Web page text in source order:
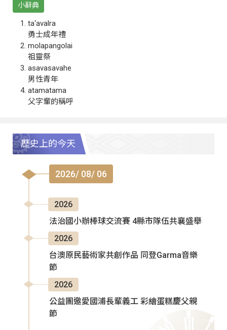
小辭典
ta‘avalra
勇士成年禮
molapangolai
祖靈祭
asavasavahe
男性青年
atamatama
父字輩的稱呼
歷史上的今天
2026/ 08/ 06
2026
法治國小辦棒球交流賽 4縣市隊伍共襄盛舉
2026
台澳原民藝術家共創作品 同登Garma音樂
節
2026
公益團邀愛國浦長輩義工 彩繪蛋糕慶父親
節